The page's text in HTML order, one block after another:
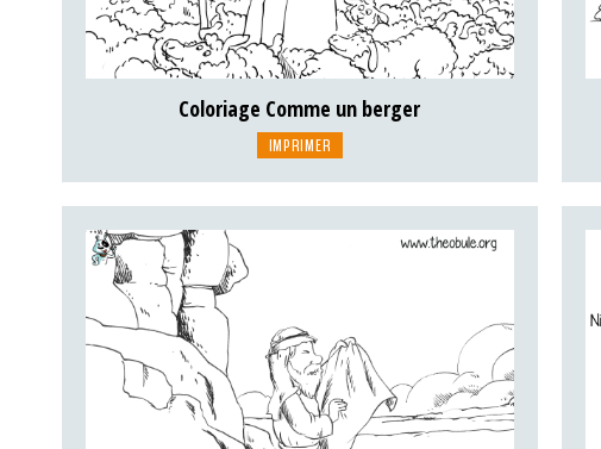
Coloriage Comme un berger
IMPRIMER